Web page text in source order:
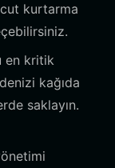
kurtarma
en kritik
kağıda
saklayın.